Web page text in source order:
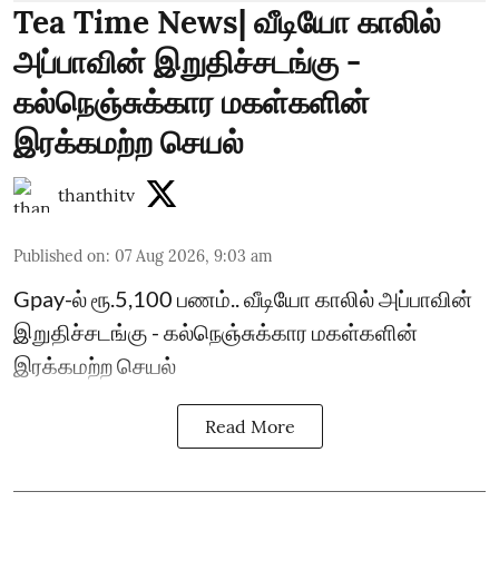
Tea Time News| வீடியோ காலில்
அப்பாவின் இறுதிச்சடங்கு -
கல்நெஞ்சுக்கார மகள்களின்
இரக்கமற்ற செயல்
thanthitv
Published on: 07 Aug 2026, 9:03 am
Gpay-ல் ரூ.5,100 பணம்.. வீடியோ காலில் அப்பாவின்
இறுதிச்சடங்கு - கல்நெஞ்சுக்கார மகள்களின்
இரக்கமற்ற செயல்
Read More